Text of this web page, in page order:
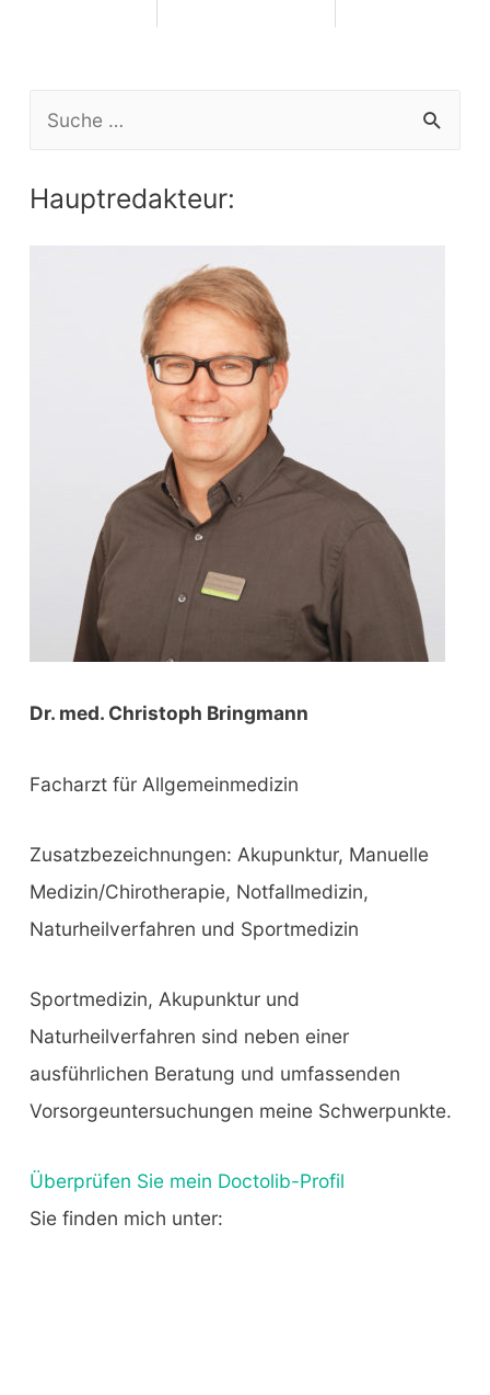
Hauptredakteur:
Dr. med. Christoph Bringmann
Facharzt für Allgemeinmedizin
Zusatzbezeichnungen: Akupunktur, Manuelle
Medizin/Chirotherapie, Notfallmedizin,
Naturheilverfahren und Sportmedizin
Sportmedizin, Akupunktur und
Naturheilverfahren sind neben einer
ausführlichen Beratung und umfassenden
Vorsorgeuntersuchungen meine Schwerpunkte.
Überprüfen Sie mein Doctolib-Profil
Sie finden mich unter: